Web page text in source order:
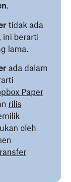
.
tidak ada
ini berarti
lama.
ada dalam
Paper
rilis
oleh